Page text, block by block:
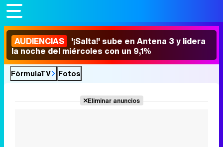
AUDIENCIAS '¡Salta!' sube en Antena 3 y lidera
la noche del miércoles con un 9,1%
FórmulaTV Fotos
Eliminar anuncios